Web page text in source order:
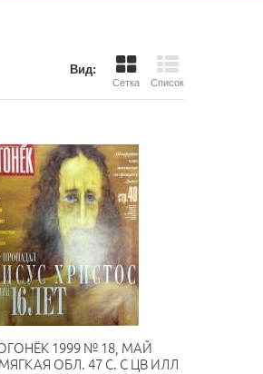
Вид:
Сетка Список
1999 № 18, МАЙ
ОБЛ. 47 С. С ЦВ ИЛЛ